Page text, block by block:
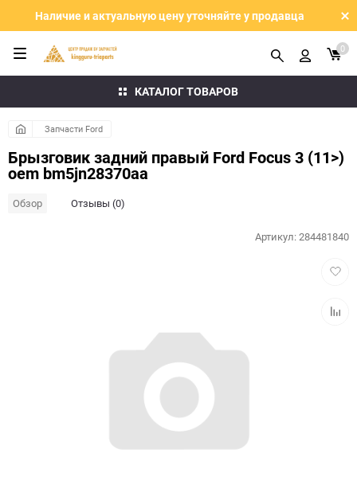
Наличие и актуальную цену уточняйте у продавца
КАТАЛОГ ТОВАРОВ
0
Запчасти Ford
Брызговик задний правый Ford Focus 3 (11>)
oem bm5jn28370aa
Обзор Отзывы (0)
Артикул:284481840